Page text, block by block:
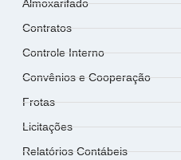
Almoxarifado
Contratos
Controle Interno
Convênios e Cooperação
Frotas
Licitações
Relatórios Contábeis